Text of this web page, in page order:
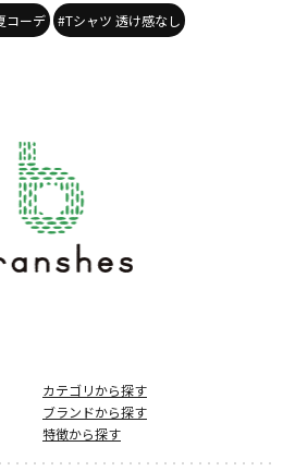
コーデ #Tシャツ 透け感なし
カテゴリから探す
ブランドから探す
特徴から探す